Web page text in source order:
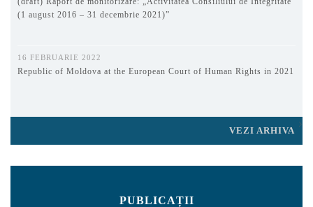
(1 august 2016 – 31 decembrie 2021)”
16 FEBRUARIE 2022
Republic of Moldova at the European Court of Human Rights in 2021
VEZI ARHIVA
PUBLICAȚII